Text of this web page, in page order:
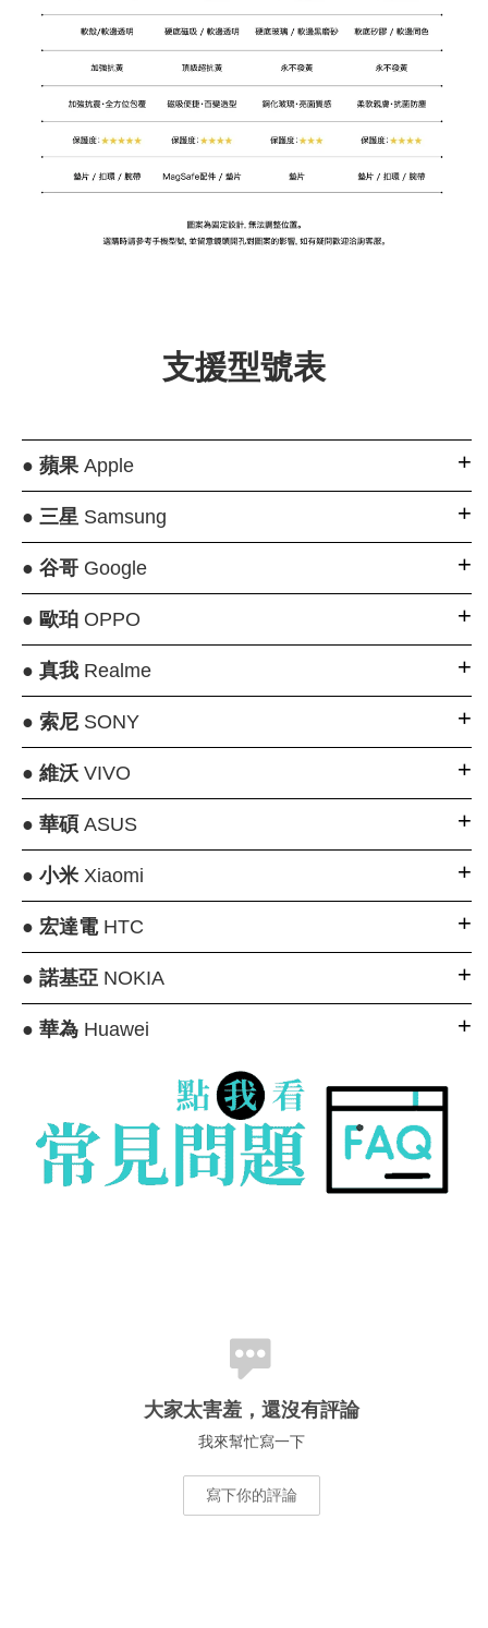
支援型號表
● 蘋果Apple
● 三星Samsung
● 谷哥Google
● 歐珀OPPO
● 真我Realme
● 索尼SONY
● 維沃VIVO
● 華碩 ASUS
● 小米Xiaomi
● 宏達電HTC
● 諾基亞NOKIA
● 華為Huawei
大家太害羞，還沒有評論
我來幫忙寫一下
寫下你的評論